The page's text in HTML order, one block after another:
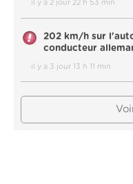
il y a 2 jour 22 h 53 min
202 km/h sur
conducteur
il y a 3 jour 13 h 11 min